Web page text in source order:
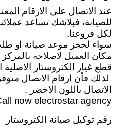
عند الاتصال على الارقام
للصيانة، فبلاشك تساعد
لكل فروعنا.
سواء لحجز موعد صيانة او
مكان العميل لاصلاحه
قطع غيار الكتروستار الاصلية
لذلك فأن ارقام الاتصال
الاتصال باللون الاخضر .
now electrostar agency
رقم توكيل صيانة الكتروستار